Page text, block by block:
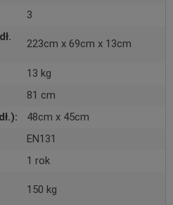
3
223cm x 69cm x 13cm
13 kg
81 cm
48cm x 45cm
EN131
1 rok
150 kg